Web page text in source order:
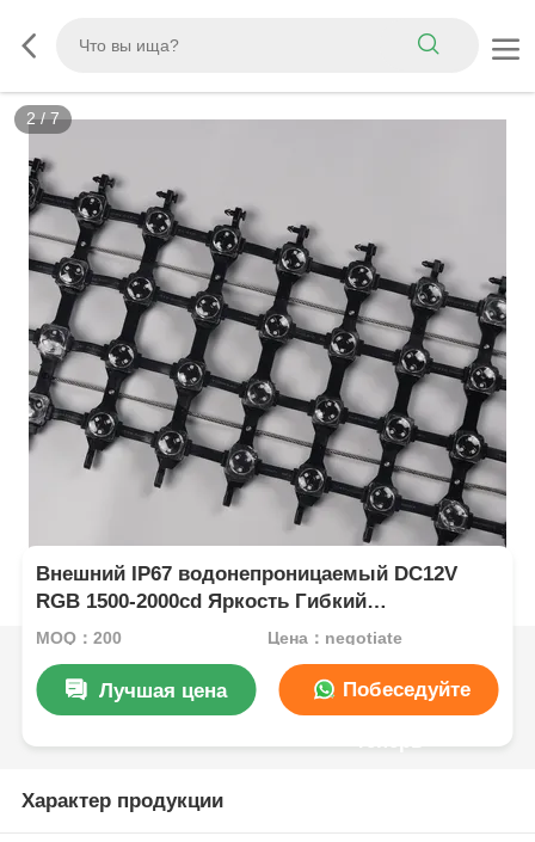
3/7
Внешний IP67 водонепроницаемый DC12V
RGB 1500-2000cd Яркость Гибкий
светодиодный сетчатый экран для
MOQ：200 Цена：negotiate
Лучшая цена Побеседуйте
Характер продукции